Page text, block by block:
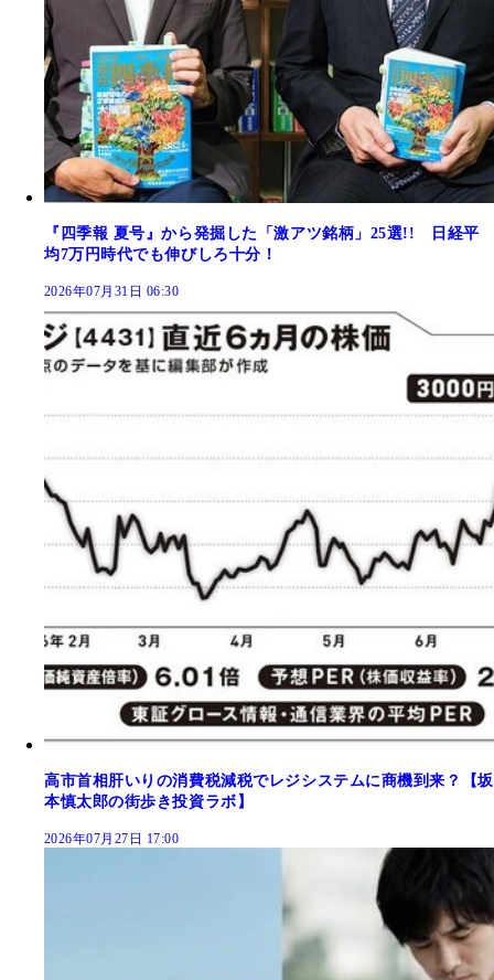
『四季報 夏号』から発掘した「激アツ銘柄」25選!! 日経平
均7万円時代でも伸びしろ十分！
2026年07月31日 06:30
高市首相肝いりの消費税減税でレジシステムに商機到来？【坂
本慎太郎の街歩き投資ラボ】
2026年07月27日 17:00